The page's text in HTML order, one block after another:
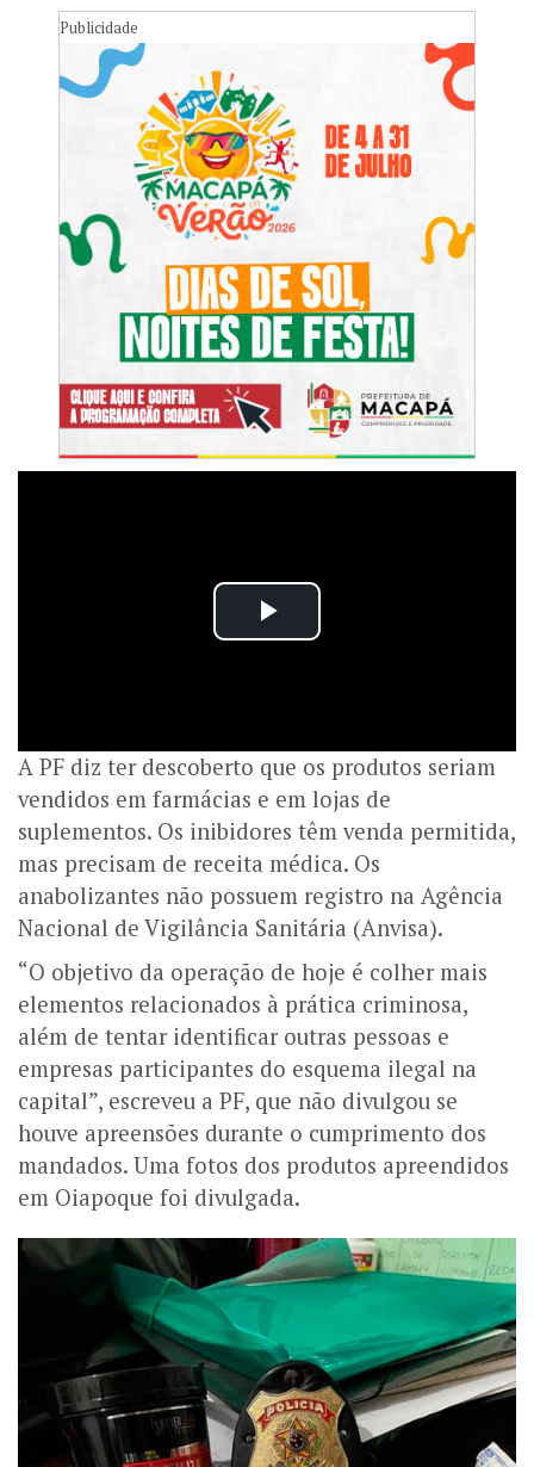
Publicidade
A PF diz ter descoberto que os produtos seriam
vendidos em farmácias e em lojas de
suplementos. Os inibidores têm venda permitida,
mas precisam de receita médica. Os
anabolizantes não possuem registro na Agência
Nacional de Vigilância Sanitária (Anvisa).
“O objetivo da operação de hoje é colher mais
elementos relacionados à prática criminosa,
além de tentar identificar outras pessoas e
empresas participantes do esquema ilegal na
capital”, escreveu a PF, que não divulgou se
houve apreensões durante o cumprimento dos
mandados. Uma fotos dos produtos apreendidos
em Oiapoque foi divulgada.